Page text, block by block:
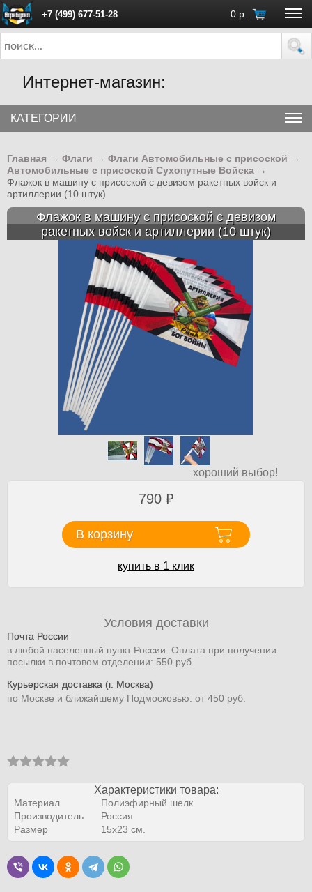
+7 (499) 677-51-28 0 р.
ПН - ПТ с 10:00 до 18:00 (Москва)
Интернет-магазин:
КАТЕГОРИИ
Главная → Флаги → Флаги Автомобильные с присоской →
Автомобильные с присоской Сухопутные Войска →
Флажок в машину с присоской с девизом ракетных войск и
артиллерии (10 штук)
Флажок в машину с присоской с девизом
ракетных войск и артиллерии (10 штук)
хороший выбор!
790 ₽
В корзину
купить в 1 клик
Условия доставки
Почта России
в любой населенный пункт России. Оплата при получении
посылки в почтовом отделении: 550 руб.
Курьерская доставка (г. Москва)
по Москве и ближайшему Подмосковью: от 450 руб.
Характеристики товара:
Материал
Полиэфирный шелк
Производитель
Россия
Размер
15х23 см.